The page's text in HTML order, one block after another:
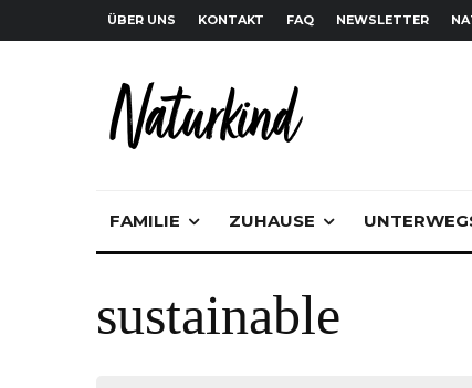
ÜBER UNS KONTAKT FAQ NEWSLETTER
FAMILIE ZUHAUSE
sustainable